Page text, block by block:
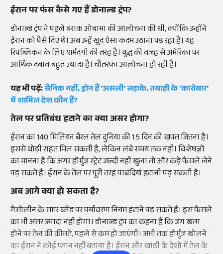
ईरान पर फंस कैसे गए हैं डोनाल्ड ट्रंप?
डोनाल्ड ट्रंप ने पहले बराक ओबामा की आलोचना की थी, क्योंकि उन्होंने
ईरान को पैसे दिए थे। अब उन्हें खुद ऐसा कदम उठाना पड़ रहा है। यह
रिपब्लिकन के लिए शर्मंदगी की तरह है। युद्ध की वजह से अमेरिका पर
आर्थिक दबाव बहुत ज्यादा है। चौतरफा आलोचना हो रही है।
यह भी पढ़ें:सैनिक नहीं, ड्रोन हैं 'असली' लड़ाके, तबाही के 'कारोबार'
में शामिल देश कौन हैं?
तेल पर प्रतिबंध हटाने का क्या असर होगा?
ईरान का 140 मिलियन बैरल तेल दुनिया की 1.5 दिन की खपत जितना है।
इससे थोड़ी राहत मिल सकती है, लेकिन लंबे समय तक नहीं। विशेषज्ञों
का मानना है कि अगर हॉर्मुज स्ट्रेट जल्दी नहीं खुला तो और कड़े फैसले लेने
पड़ सकते हैं। ईरान के तेल पर पूरी तरह पाबंदियां हटानी पड़ सकती है।
अब आगे क्या हो सकता है?
गैसोलीन के समर ब्लेंड पर पर्यावरण नियम हटाने पड़ सकते हैं। इस फैसले
का भी असर ज्यादा नहीं होगा। डोनाल्ड ट्रंप का कहना है कि जंग खत्म
होने पर तेल की कीमतें, पहले से कम हो जाएंगी। अभी तक होर्मुज खोलने
का ईरान ने कोई प्लान नहीं बताया है। ईरान और खाड़ी के देशों में तेल के